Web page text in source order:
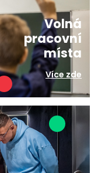
Volná
pracovní
místa
Více zde